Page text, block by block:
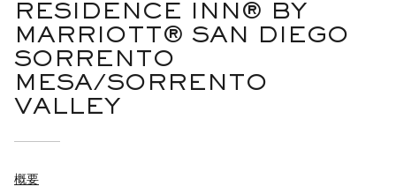
RESIDENCE INN® BY
MARRIOTT® SAN DIEGO
SORRENTO
MESA/SORRENTO
VALLEY
概要